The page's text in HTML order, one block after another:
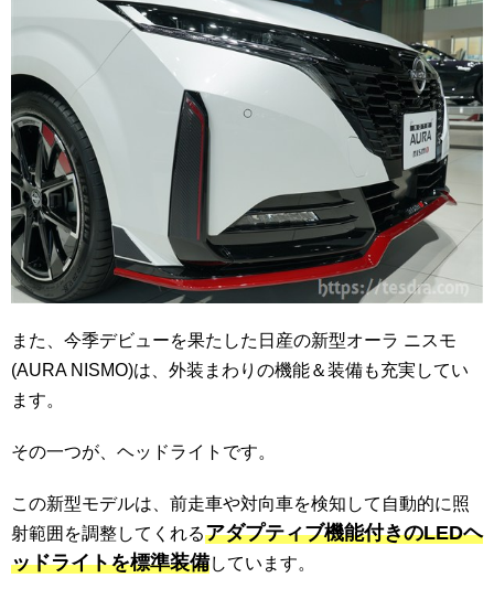
また、今季デビューを果たした日産の新型オーラ ニスモ
(AURA NISMO)は、外装まわりの機能＆装備も充実してい
ます。
その一つが、ヘッドライトです。
この新型モデルは、前走車や対向車を検知して自動的に照
射範囲を調整してくれるアダプティブ機能付きのLEDヘ
ッドライトを標準装備しています。